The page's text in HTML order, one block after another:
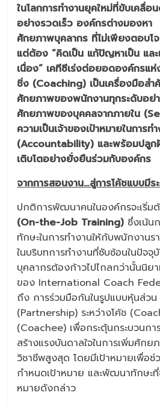
ในโลกการทำงานยุคใหม่ที่ขับเคลื่
อย่างรวดเร็ว องค์กรต่างมองห
ศักยภาพบุคลากร ที่ไม่เพียงตอบโจ
แต่ต้อง “คิดเป็น แก้ปัญหาเป็น แล
เนื่อง” เคทีซีเร่งต่อยอดองค์กรแห่
ชิ่ง (Coaching) เป็นเครื่องมือสำ
ศักยภาพของพนักงานทุกระดับอย่
ศักยภาพของบุคคลจากภายใน
ความเป็นเจ้าของเป้าหมายในการท
(Accountability) และพร้อมปลู
เติบโตอย่างยั่งยืนร่วมกับองค์กร
จากการสอนงาน…สู่การโค้ชแบบมีร
ปกติการพัฒนาคนในองค์กรจะเริ่ม
(On-the-Job Training) ซึ่งเน้น
ทักษะในการทำงานให้กับพนักงานร
ในบริบทการทำงานที่ซับซ้อนในปั
บุคลากรต้องก้าวไปไกลกว่านั้นนิย
ของ International Coach
ถึง การร่วมมือกันในรูปแบบหุ้นส่วน
(Partnership) ระหว่างโค้ช
(Coachee) เพื่อกระตุ้นกระบวนกา
สร้างแรงบันดาลใจในการเพิ่มศัก
วิชาชีพสูงสุด โดยมีเป้าหมายเพื่อช่
กำหนดเป้าหมาย และพัฒนาทักษะที่
หมายดังกล่าว